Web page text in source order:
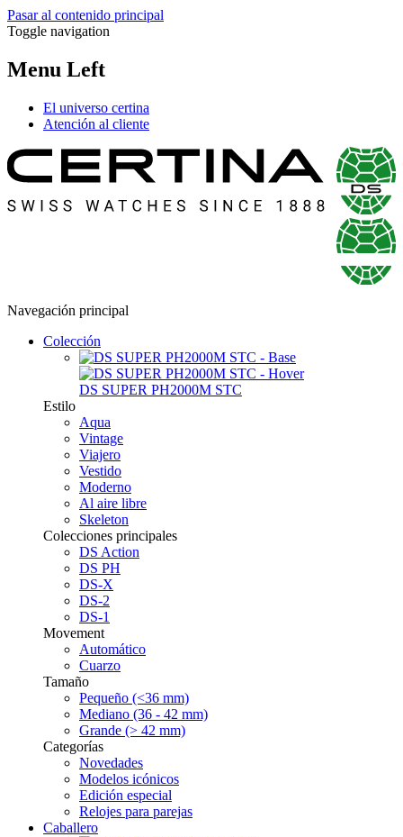
Pasar al contenido principal
Toggle navigation
Menu Left
El universo certina
Atención al cliente
Navegación principal
Colección
DS SUPER PH2000M STC
Estilo
Aqua
Vintage
Viajero
Vestido
Moderno
Al aire libre
Skeleton
Colecciones principales
DS Action
DS PH
DS-X
DS-2
DS-1
Movement
Automático
Cuarzo
Tamaño
Pequeño (<36 mm)
Mediano (36 - 42 mm)
Grande (> 42 mm)
Categorías
Novedades
Modelos icónicos
Edición especial
Relojes para parejas
Caballero